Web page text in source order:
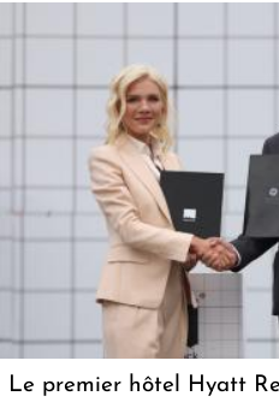
Le premier hôtel Hyatt